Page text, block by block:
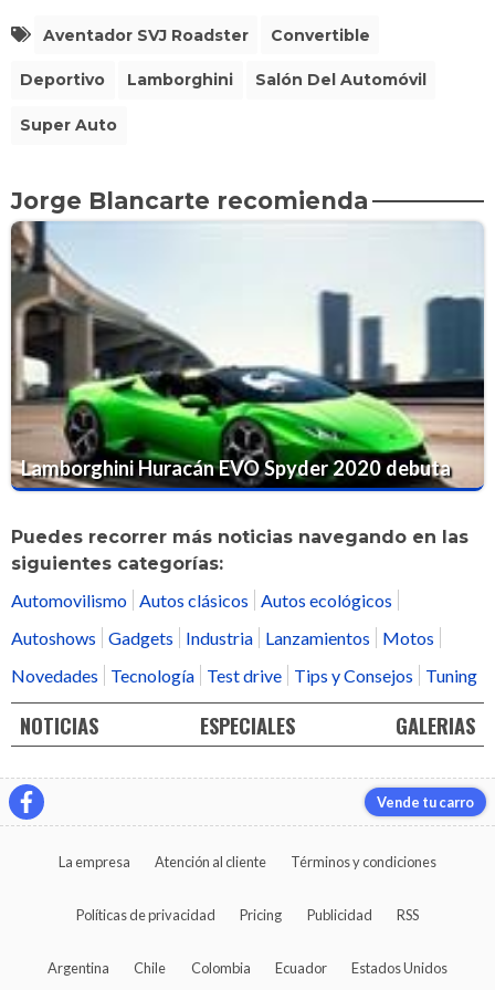
Aventador SVJ Roadster Convertible
Deportivo Lamborghini Salón Del Automóvil
Super Auto
Jorge Blancarte recomienda
Lamborghini Huracán EVO Spyder 2020 debuta
Puedes recorrer más noticias navegando en las
siguientes categorías:
Automovilismo Autos clásicos
Autos ecológicos
Autoshows
Gadgets Industria Lanzamientos
Motos
Novedades
Tecnología Test drive Tips y Consejos Tuning
NOTICIAS ESPECIALES GALERIAS
Vende tu carro
La empresa Atención al cliente Términos y condiciones
Políticas de privacidad Pricing Publicidad RSS
Argentina Chile Colombia Ecuador Estados Unidos